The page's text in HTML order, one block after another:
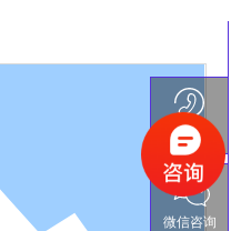
电话沟通
微信咨询